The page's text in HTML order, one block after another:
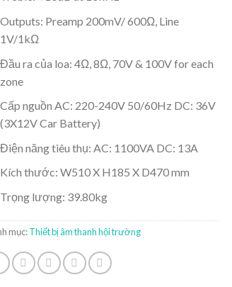
Outputs: Preamp 200mV/ 600Ω, Line
1V/1kΩ
Đầu ra của loa: 4Ω, 8Ω, 70V & 100V for each
zone
Cấp nguồn AC: 220-240V 50/60Hz DC: 36V
(3X12V Car Battery)
Điện năng tiêu thụ: AC: 1100VA DC: 13A
Kích thước: W510 X H185 X D470 mm
Trọng lượng: 39.80kg
mục:Thiết bị âm thanh hội trường